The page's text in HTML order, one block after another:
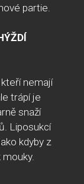
partie.
nemají
trápí je
snaží
Liposukcí
kdyby z
mouky.